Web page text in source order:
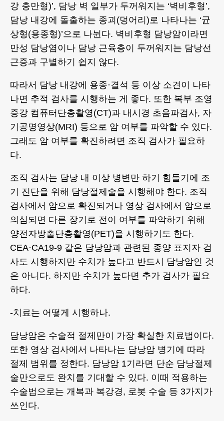
강 충만형)’, 담낭 벽 일부가 두꺼워지는 ‘벽비후형’,
담낭 내강에 돌출하는 종괴(덩어리)로 나타나는 ‘균
상형(용종형)’으로 나뉜다. 벽비후형 담낭암이라면
만성 담낭염이나 담낭 근육층이 두꺼워지는 담낭선
근증과 구별하기 쉽지 않다.
따라서 담낭 내강에 용종·결석 등 이상 소견이 나타
나면 추적 검사를 시행하는 게 좋다. 또한 복부 조영
증강 컴퓨터단층촬영(CT)과 내시경 초음파검사, 자
기공명영상(MRI) 등으로 암 여부를 파악할 수 있다.
그래도 암 여부를 확진하려면 조직 검사가 필요하
다.
조직 검사는 담낭 내 이상 병변만 하기 힘들기에 조
기 진단을 위해 담낭절제술을 시행해야 한다. 조직
검사에서 암으로 확진되거나 영상 검사에서 암으로
의심되면 다른 장기로 전이 여부를 파악하기 위해
양전자방출단층촬영(PET)을 시행하기도 한다.
CEA·CA19-9 같은 담낭암과 관련된 종양 표지자 검
사도 시행하지만 수치가 높다고 반드시 담낭암인 것
은 아니다. 하지만 수치가 높다면 추가 검사가 필요
하다.
-치료는 어떻게 시행하나.
담낭암은 수술적 절제만이 가장 확실한 치료법이다.
또한 영상 검사에서 나타나는 담낭암 병기에 따라
절제 범위를 정한다. 담낭암 1기라면 단순 담낭절제
술만으로도 완치를 기대할 수 있다. 이때 적용하는
수술법으로는 개복과 복강경, 로봇 수술 등 3가지가
쓰인다.